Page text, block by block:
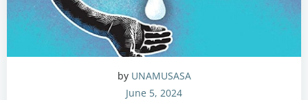
by UNAMUSASA
June 5, 2024